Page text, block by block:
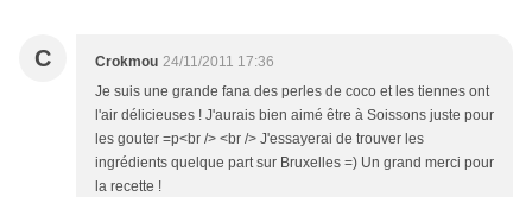
C Crokmou 24/11/2011 17:36
Je suis une grande fana des perles de coco et les tiennes ont
l'air délicieuses ! J'aurais bien aimé être à Soissons juste pour
les gouter =p<br /> <br /> J'essayerai de trouver les
ingrédients quelque part sur Bruxelles =) Un grand merci pour
la recette !